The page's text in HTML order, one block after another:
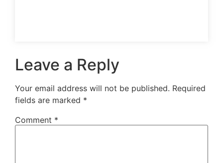
Leave a Reply
Your email address will not be published. Required
fields are marked *
Comment *